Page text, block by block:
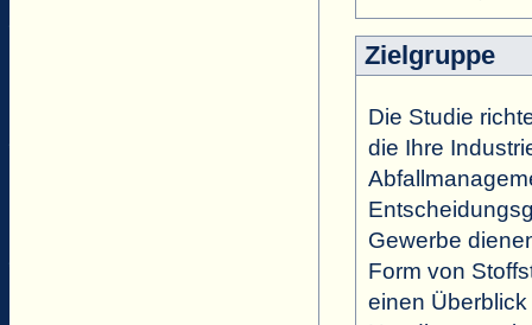
Zielgruppe
Die Studie
die Ihre
Gewerbe
Form von
einen